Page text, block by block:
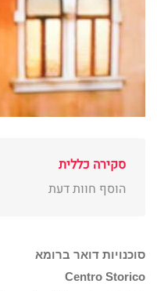
סקירה כללית
הוסף חוות דעת
סוכנויות דואר ברומא
Centro Storico